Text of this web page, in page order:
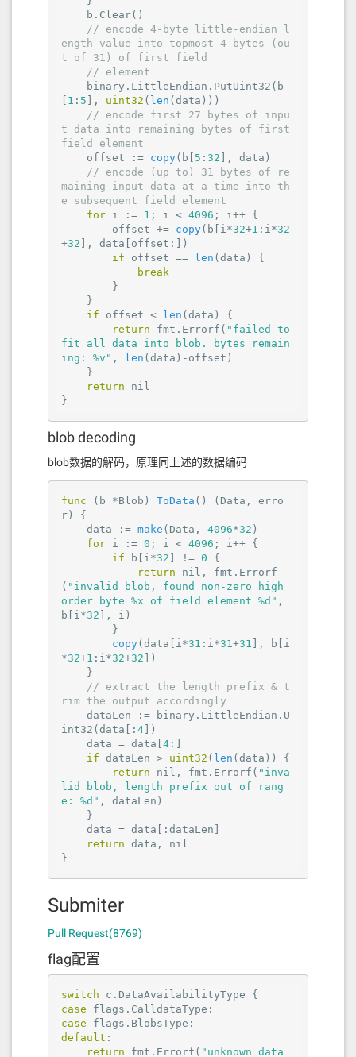
// encode 4-byte little-endian l
ength value into topmost 4 bytes (ou
t of 31) of first field
// element
1 : 5 ], uint32 ( len (data)))
// encode first 27 bytes of inpu
t data into remaining bytes of first
field element
    offset :=
copy(b[ 5 : 32 ], data)
// encode (up to) 31 bytes of re
maining input data at a time into th
e subsequent field element
for i := 1 ; i < 4096 ; i++ {
        offset +=
copy(b[i*32+1 :i*32
+32 ], data[offset:])
if offset == len (data) {
break
if offset < len (data) {
return fmt.Errorf( "failed to
fit all data into blob. bytes remain
ing: %v" , len (data)-offset)
return
nil
}
blob decoding
blob数据的解码，原理同上述的数据编码
func (b *Blob) ToData ()
(Data, erro
r)
{
    data :=
make (Data, 4096*32 )
for i := 0 ; i < 4096 ; i++ {
if b[i*32 ] != 0 {
return
nil , fmt.Errorf
( "invalid blob, found non-zero high
order byte %x of field element %d" ,
b[i*32 ], i)
copy(data[i*31 :i*31 +31
], b[i
*32+1 :i*32+32 ])
// extract the length prefix & t
rim the output accordingly
int32(data[: 4 ])
    data = data[
4 :]
if dataLen > uint32 ( len (data)) {
return
nil , fmt.Errorf( "inva
lid blob, length prefix out of rang
e: %d" , dataLen)
return data, nil
}
Submiter
Pull Request(8769)
flag配置
switch
case
case
default :
return fmt.Errorf( "unknown data